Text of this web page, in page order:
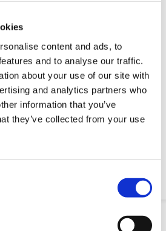
content and ads, to
and to analyse our traffic.
about your use of our site with
and analytics partners who
information that you’ve
they’ve collected from your use
auf Bestellung